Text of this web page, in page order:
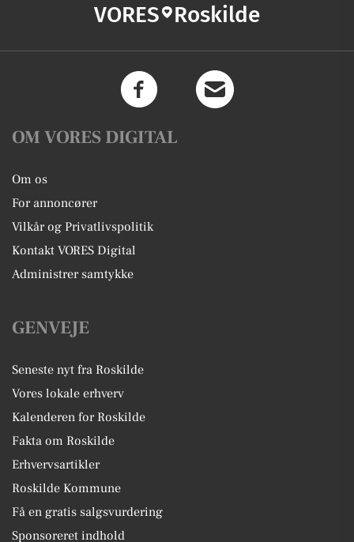
VORES Roskilde
OM VORES DIGITAL
Om os
For annoncører
Vilkår og Privatlivspolitik
Kontakt VORES Digital
Administrer samtykke
GENVEJE
Seneste nyt fra Roskilde
Vores lokale erhverv
Kalenderen for Roskilde
Fakta om Roskilde
Erhvervsartikler
Roskilde Kommune
Få en gratis salgsvurdering
Sponsoreret indhold